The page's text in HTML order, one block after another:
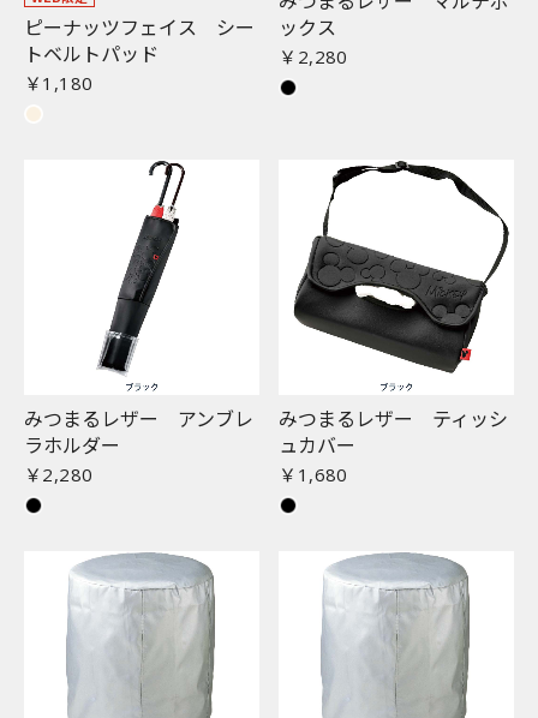
ピーナッツフェイス シー
トベルトパッド
￥1,180
ックス
￥2,280
みつまるレザー アンブレ
ラホルダー
￥2,280
みつまるレザー ティッシ
ュカバー
￥1,680